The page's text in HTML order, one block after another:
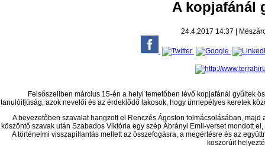
A kopjafánál
24.4.2017 14:37
Felsőszeliben március 15-én a helyi temetőben lévő kopjafánál gyűltek
tanulóifjúság, azok nevelői és az érdeklődő lakosok, hogy ünnepélyes keretek
A bevezetőben szavalat hangzott el Renczés Ágoston tolmácsolásában,
köszöntő szavak után Szabados Viktória egy szép Ábrányi Emil-verset mondott
A történelmi visszapillantás mellett az összefogásra, a megértésre és az
koszorúit